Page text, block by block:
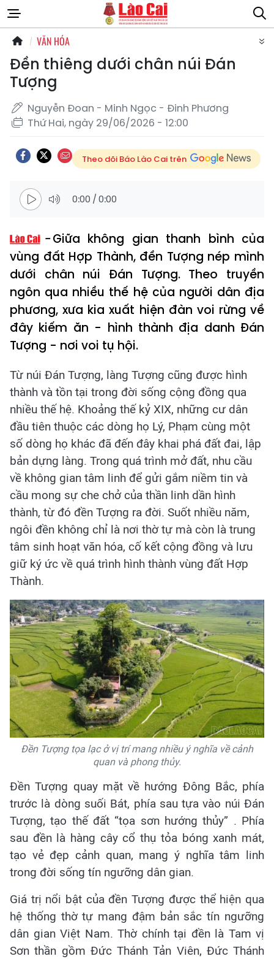
VĂN HÓA
Đền thiêng dưới chân núi Đán
Tượng
Nguyễn Đoan - Minh Ngọc - Đinh Phương
Thứ Hai, ngày 29/06/2026 - 12:00
Theo dõi Báo Lào Cai trên
0:00 /0:00
Giữa không gian thanh bình của
vùng đất Hợp Thành, đền Tượng nép mình
dưới chân núi Đán Tượng. Theo truyền
ngôn qua nhiều thế hệ của người dân địa
phương, xưa kia xuất hiện đàn voi rừng về
đây kiếm ăn - hình thành địa danh Đán
Tượng - nơi voi tụ hội.
Từ núi Đán Tượng, làng Tượng cũng được hình
thành và tồn tại trong đời sống cộng đồng qua
nhiều thế hệ. Khoảng thế kỷ XIX, những cư dân
đầu tiên thuộc các dòng họ Lý, Phạm cùng một
số dòng họ khác đã đến đây khai phá đất đai, lập
bản dựng làng. Trong quá trình mở đất, nhu cầu
về không gian tâm linh để gửi gắm niềm tin và
cầu mong sự che chở của thần linh dần hình
thành, từ đó đền Tượng ra đời. Suốt nhiều năm,
ngôi đền không chỉ là nơi thờ tự mà còn là trung
tâm sinh hoạt văn hóa, cố kết cộng đồng và lưu
giữ ký ức về quá trình hình thành vùng đất Hợp
Thành.
Đền Tượng tọa lạc ở vị trí mang nhiều ý nghĩa về cảnh
quan và phong thủy.
Đền Tượng quay mặt về hướng Đông Bắc, phía
trước là dòng suối Bát, phía sau tựa vào núi Đán
Tượng, tạo thế đất “tọa sơn hướng thủy” . Phía
sau đền là hàng cây cổ thụ tỏa bóng xanh mát,
tạo vẻ đẹp cảnh quan, mang ý nghĩa tâm linh
trong đời sống tín ngưỡng dân gian.
Giá trị nổi bật của đền Tượng được thể hiện qua
hệ thống thờ tự mang đậm bản sắc tín ngưỡng
dân gian Việt Nam. Thờ chính tại đền là Tam vị
Sơn thần gồm Đức Thánh Tản Viên, Đức Thánh